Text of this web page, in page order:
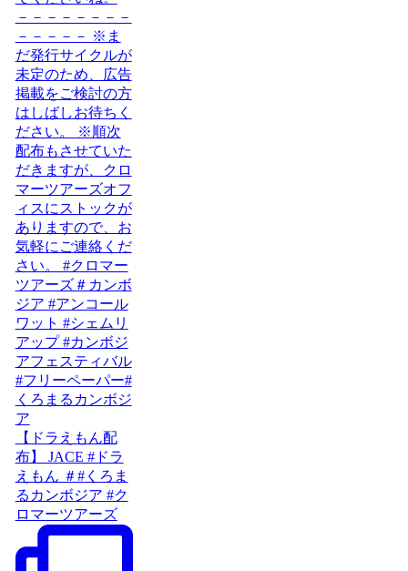
【ドラえもん配
布】 JACE #ドラ
えもん ＃#くろま
るカンボジア #ク
ロマーツアーズ